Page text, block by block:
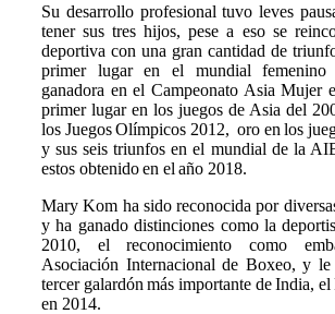
Su desarrollo profesional tuvo leves
tener sus tres hijos, pese a eso se
deportiva con una gran cantidad de
primer lugar en el mundial
ganadora en el Campeonato Asia Mujer
primer lugar en los juegos de Asia del
los Juegos Olímpicos 2012, oro en los
y sus seis triunfos en el mundial de la
estos obtenido en el año 2018.
Mary Kom ha sido reconocida por
y ha ganado distinciones como la
2010, el reconocimiento como
Asociación Internacional de Boxeo, y
tercer galardón más importante de India, el
en 2014.